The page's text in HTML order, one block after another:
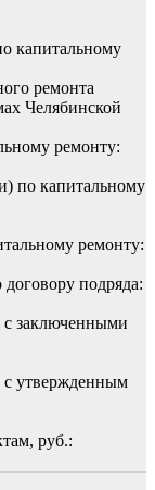
капитальному
ремонта
Челябинской
ремонту:
по капитальному
ремонту:
подряда:
с заключенными
с утвержденным
руб.: